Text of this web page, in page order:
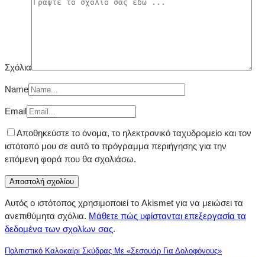
Σχόλια
Name
Email
Αποθηκεύστε το όνομα, το ηλεκτρονικό ταχυδρομείο και τον
ιστότοπό μου σε αυτό το πρόγραμμα περιήγησης για την
επόμενη φορά που θα σχολιάσω.
Αυτός ο ιστότοπος χρησιμοποιεί το Akismet για να μειώσει τα
ανεπιθύμητα σχόλια. Μάθετε πώς υφίστανται επεξεργασία τα
δεδομένα των σχολίων σας.
Πολιτιστικό Καλοκαίρι Σκύδρας Με «Σεσουάρ Για Δολοφόνους»